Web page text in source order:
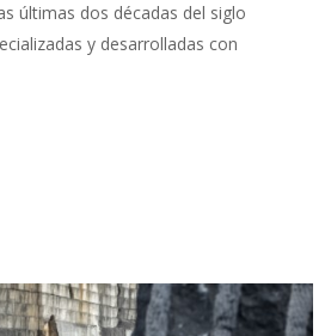
últimas dos décadas del siglo
y desarrolladas con